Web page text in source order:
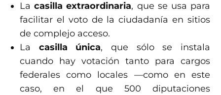
La casilla extraordinaria, que se usa para
facilitar el voto de la ciudadanía en sitios
de complejo acceso.
La casilla única, que sólo se instala
cuando hay votación tanto para cargos
federales como locales —como en este
caso, en el que 500 diputaciones